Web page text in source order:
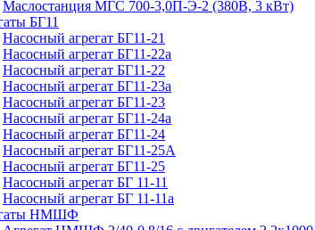
Маслостанция МГС 700-3,0П-Э-2 (380В, 3 кВт)
БГ11
Насосный агрегат БГ11-21
Насосный агрегат БГ11-22а
Насосный агрегат БГ11-22
Насосный агрегат БГ11-23а
Насосный агрегат БГ11-23
Насосный агрегат БГ11-24а
Насосный агрегат БГ11-24
Насосный агрегат БГ11-25А
Насосный агрегат БГ11-25
Насосный агрегат БГ 11-11
Насосный агрегат БГ 11-11а
НМШФ